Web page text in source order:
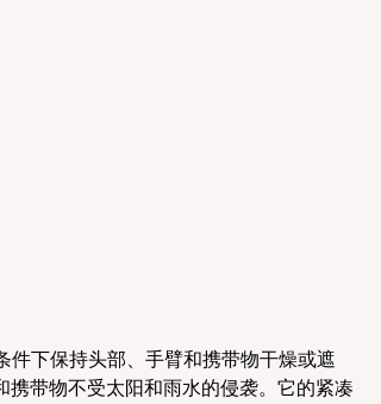
下保持头部、手臂和携带物干燥或遮
带物不受太阳和雨水的侵袭。它的紧凑